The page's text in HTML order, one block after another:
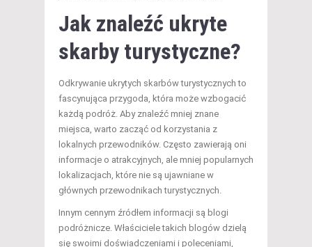
Jak znaleźć ukryte
skarby turystyczne?
Odkrywanie ukrytych skarbów turystycznych to
fascynująca przygoda, która może wzbogacić
każdą podróż. Aby znaleźć mniej znane
miejsca, warto zacząć od korzystania z
lokalnych przewodników. Często zawierają oni
informacje o atrakcyjnych, ale mniej popularnych
lokalizacjach, które nie są ujawniane w
głównych przewodnikach turystycznych.
Innym cennym źródłem informacji są blogi
podróżnicze. Właściciele takich blogów dzielą
się swoimi doświadczeniami i poleceniami,